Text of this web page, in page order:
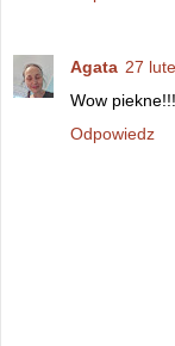
Agata 27
Wow piekne!!!
Odpowiedz